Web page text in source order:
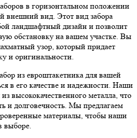
в горизонтальном положении
внешний вид. Этот вид забора
ландшафтный дизайн и позволит
обстановку на вашем участке. Вы
узор, который придает
и оригинальности.
из евроштакетника для вашей
в его качестве и надежности. Наши
высококачественного металла, что
и долговечность. Мы предлагаем
материалы, чтобы наши
выборе.